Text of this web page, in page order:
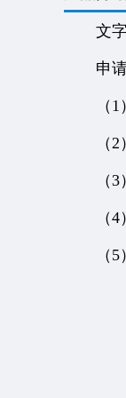
文字
申请
（1）
（2）
（3）
（4）
（5）